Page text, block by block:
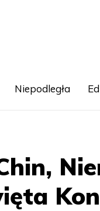
Niepodległa